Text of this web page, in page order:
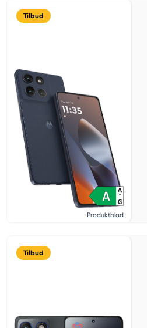
Tilbud
Produktblad
Tilbud